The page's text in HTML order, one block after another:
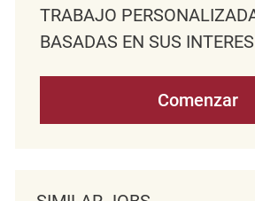
TRABAJO
BASADAS EN SUS
Comenzar